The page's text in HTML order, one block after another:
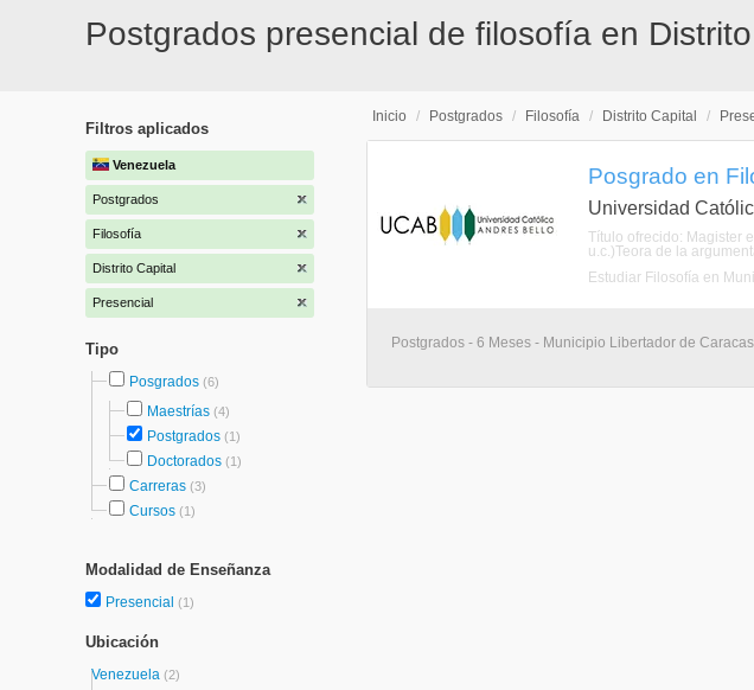
Postgrados presencial de filosofía en
Filtros aplicados
Venezuela
Postgrados
Filosofía
Distrito Capital
Presencial
Tipo
Posgrados (6)
Maestrías (4)
Postgrados (1)
Doctorados (1)
Carreras (3)
Cursos (1)
Modalidad de Enseñanza
Presencial (1)
Ubicación
Venezuela (2)
Inicio / Postgrados / Filosofía / Distrito Capital /
Posgrado en
Universidad
Título ofrecido: Magister
u.c.)Teora de la
Estudiar Filosofía en
Postgrados - 6 Meses - Municipio Libertador de Caracas